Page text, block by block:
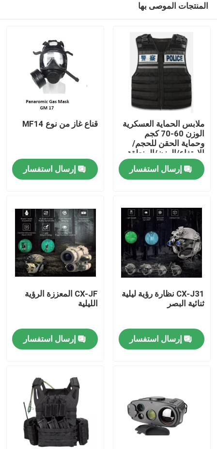
المنزل
فيديوهات
حولنا
جولة في المصنع
أخبار
ملابس عسكرية تكتيكية
سترة عسكرية تكتيكية مضادة للرصاص
المنتجات الموصى بها
ملابس الحماية العسكرية
الوزن 60-70 كجم
وحماية الحقن للحجم/
الارتفاع/الوزن/المنطقة
الواقية
إرسال استفسار
قناع غاز من نوع MF14
إرسال استفسار
CX-J31 نظارة رؤية ليلية
ثنائية البصر
إرسال استفسار
CX-JF المعززة الرؤية
الليلية
إرسال استفسار